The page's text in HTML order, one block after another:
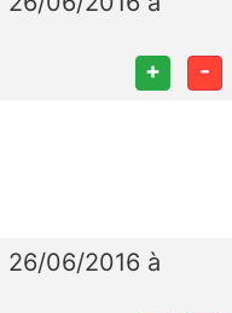
+ -
26/06/2016 à